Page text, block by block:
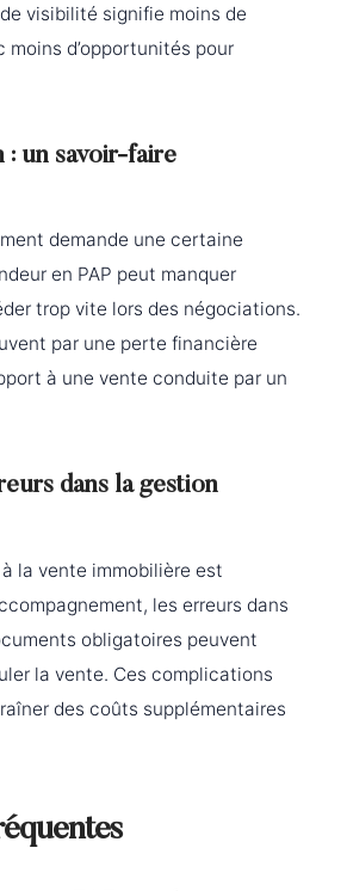
visibilité signifie moins de
moins d’opportunités pour
: un savoir-faire
demande une certaine
en PAP peut manquer
trop vite lors des négociations.
par une perte financière
à une vente conduite par un
dans la gestion
la vente immobilière est
les erreurs dans
obligatoires peuvent
la vente. Ces complications
des coûts supplémentaires